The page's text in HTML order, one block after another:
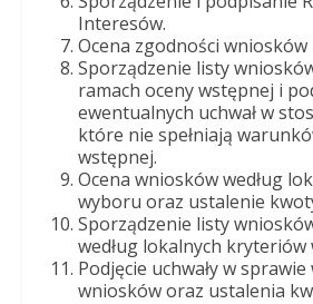
Interesów.
Ocena zgodności wniosków
Sporządzenie listy
ramach oceny wstępnej i
ewentualnych uchwał w
które nie spełniają
wstępnej.
Ocena wniosków według
wyboru oraz ustalenie
Sporządzenie listy
według lokalnych kryteriów
Podjęcie uchwały w
wniosków oraz ustalenia